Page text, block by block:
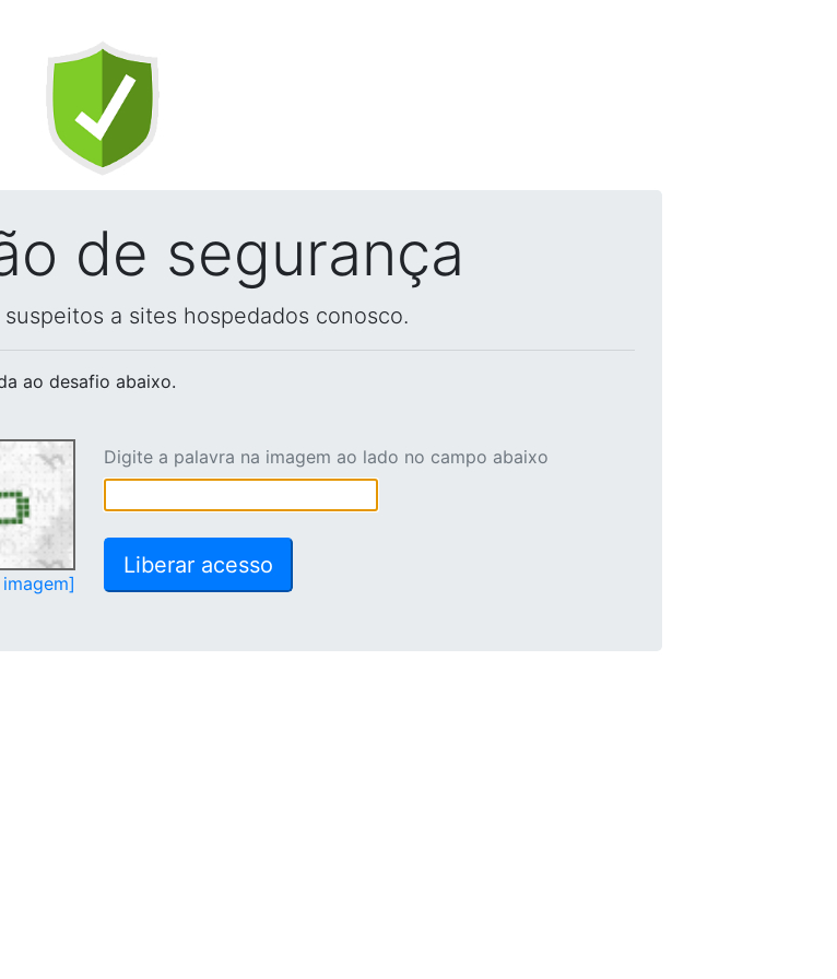
de segurança
a sites hospedados conosco.
ao desafio abaixo.
Digite a palavra na imagem ao lado no campo abaixo